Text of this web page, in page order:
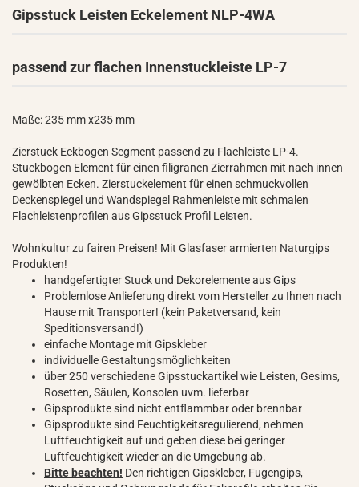
Gipsstuck Leisten Eckelement NLP-4WA
passend zur flachen Innenstuckleiste LP-7
Maße: 235 mm x235 mm
Zierstuck Eckbogen Segment passend zu Flachleiste LP-4.
Stuckbogen Element für einen filigranen Zierrahmen mit nach innen
gewölbten Ecken. Zierstuckelement für einen schmuckvollen
Deckenspiegel und Wandspiegel Rahmenleiste mit schmalen
Flachleistenprofilen aus Gipsstuck Profil Leisten.
Wohnkultur zu fairen Preisen! Mit Glasfaser armierten Naturgips
Produkten!
handgefertigter Stuck und Dekorelemente aus Gips
Problemlose Anlieferung direkt vom Hersteller zu Ihnen nach
Hause mit Transporter! (kein Paketversand, kein
Speditionsversand!)
einfache Montage mit Gipskleber
individuelle Gestaltungsmöglichkeiten
über 250 verschiedene Gipsstuckartikel wie Leisten, Gesims,
Rosetten, Säulen, Konsolen uvm. lieferbar
Gipsprodukte sind nicht entflammbar oder brennbar
Gipsprodukte sind Feuchtigkeitsregulierend, nehmen
Luftfeuchtigkeit auf und geben diese bei geringer
Luftfeuchtigkeit wieder an die Umgebung ab.
Bitte beachten! Den richtigen Gipskleber, Fugengips,